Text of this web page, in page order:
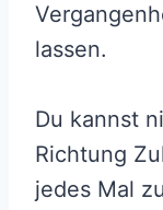
lassen.
Du kannst
Richtung
jedes Mal